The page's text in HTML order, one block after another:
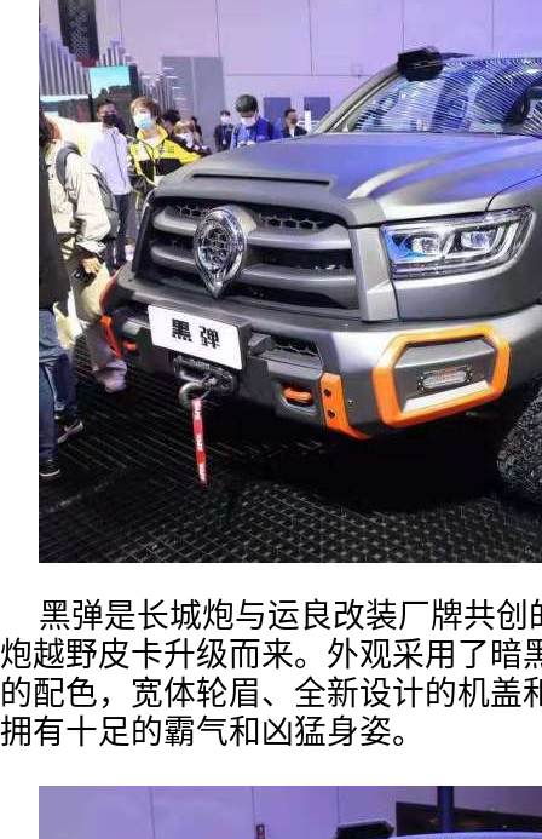
黑弹是长城炮与运良改装厂牌共创
炮越野皮卡升级而来。外观采用了暗
的配色，宽体轮眉、全新设计的机盖
拥有十足的霸气和凶猛身姿。